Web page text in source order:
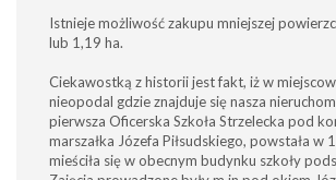
Istnieje możliwość zakupu mniejszej
lub 1,19 ha.
Ciekawostką z historii jest fakt, iż w
nieopodal gdzie znajduje się nasza
pierwsza Oficerska Szkoła Strzelecka pod
marszałka Józefa Piłsudskiego, powstała w
mieściła się w obecnym budynku szkoły